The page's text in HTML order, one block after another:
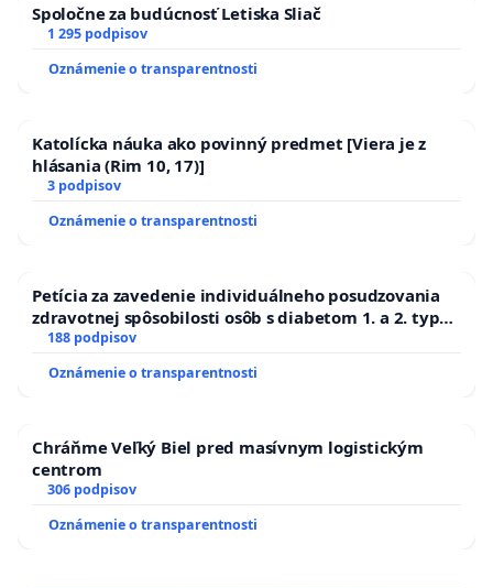
Spoločne za budúcnosť Letiska Sliač
1 295 podpisov
Oznámenie o transparentnosti
Katolícka náuka ako povinný predmet [Viera je z
hlásania (Rim 10, 17)]
3 podpisov
Oznámenie o transparentnosti
Petícia za zavedenie individuálneho posudzovania
zdravotnej spôsobilosti osôb s diabetom 1. a 2. typu
pri prijímaní do Policajného zboru SR
188 podpisov
Oznámenie o transparentnosti
Chráňme Veľký Biel pred masívnym logistickým
centrom
306 podpisov
Oznámenie o transparentnosti